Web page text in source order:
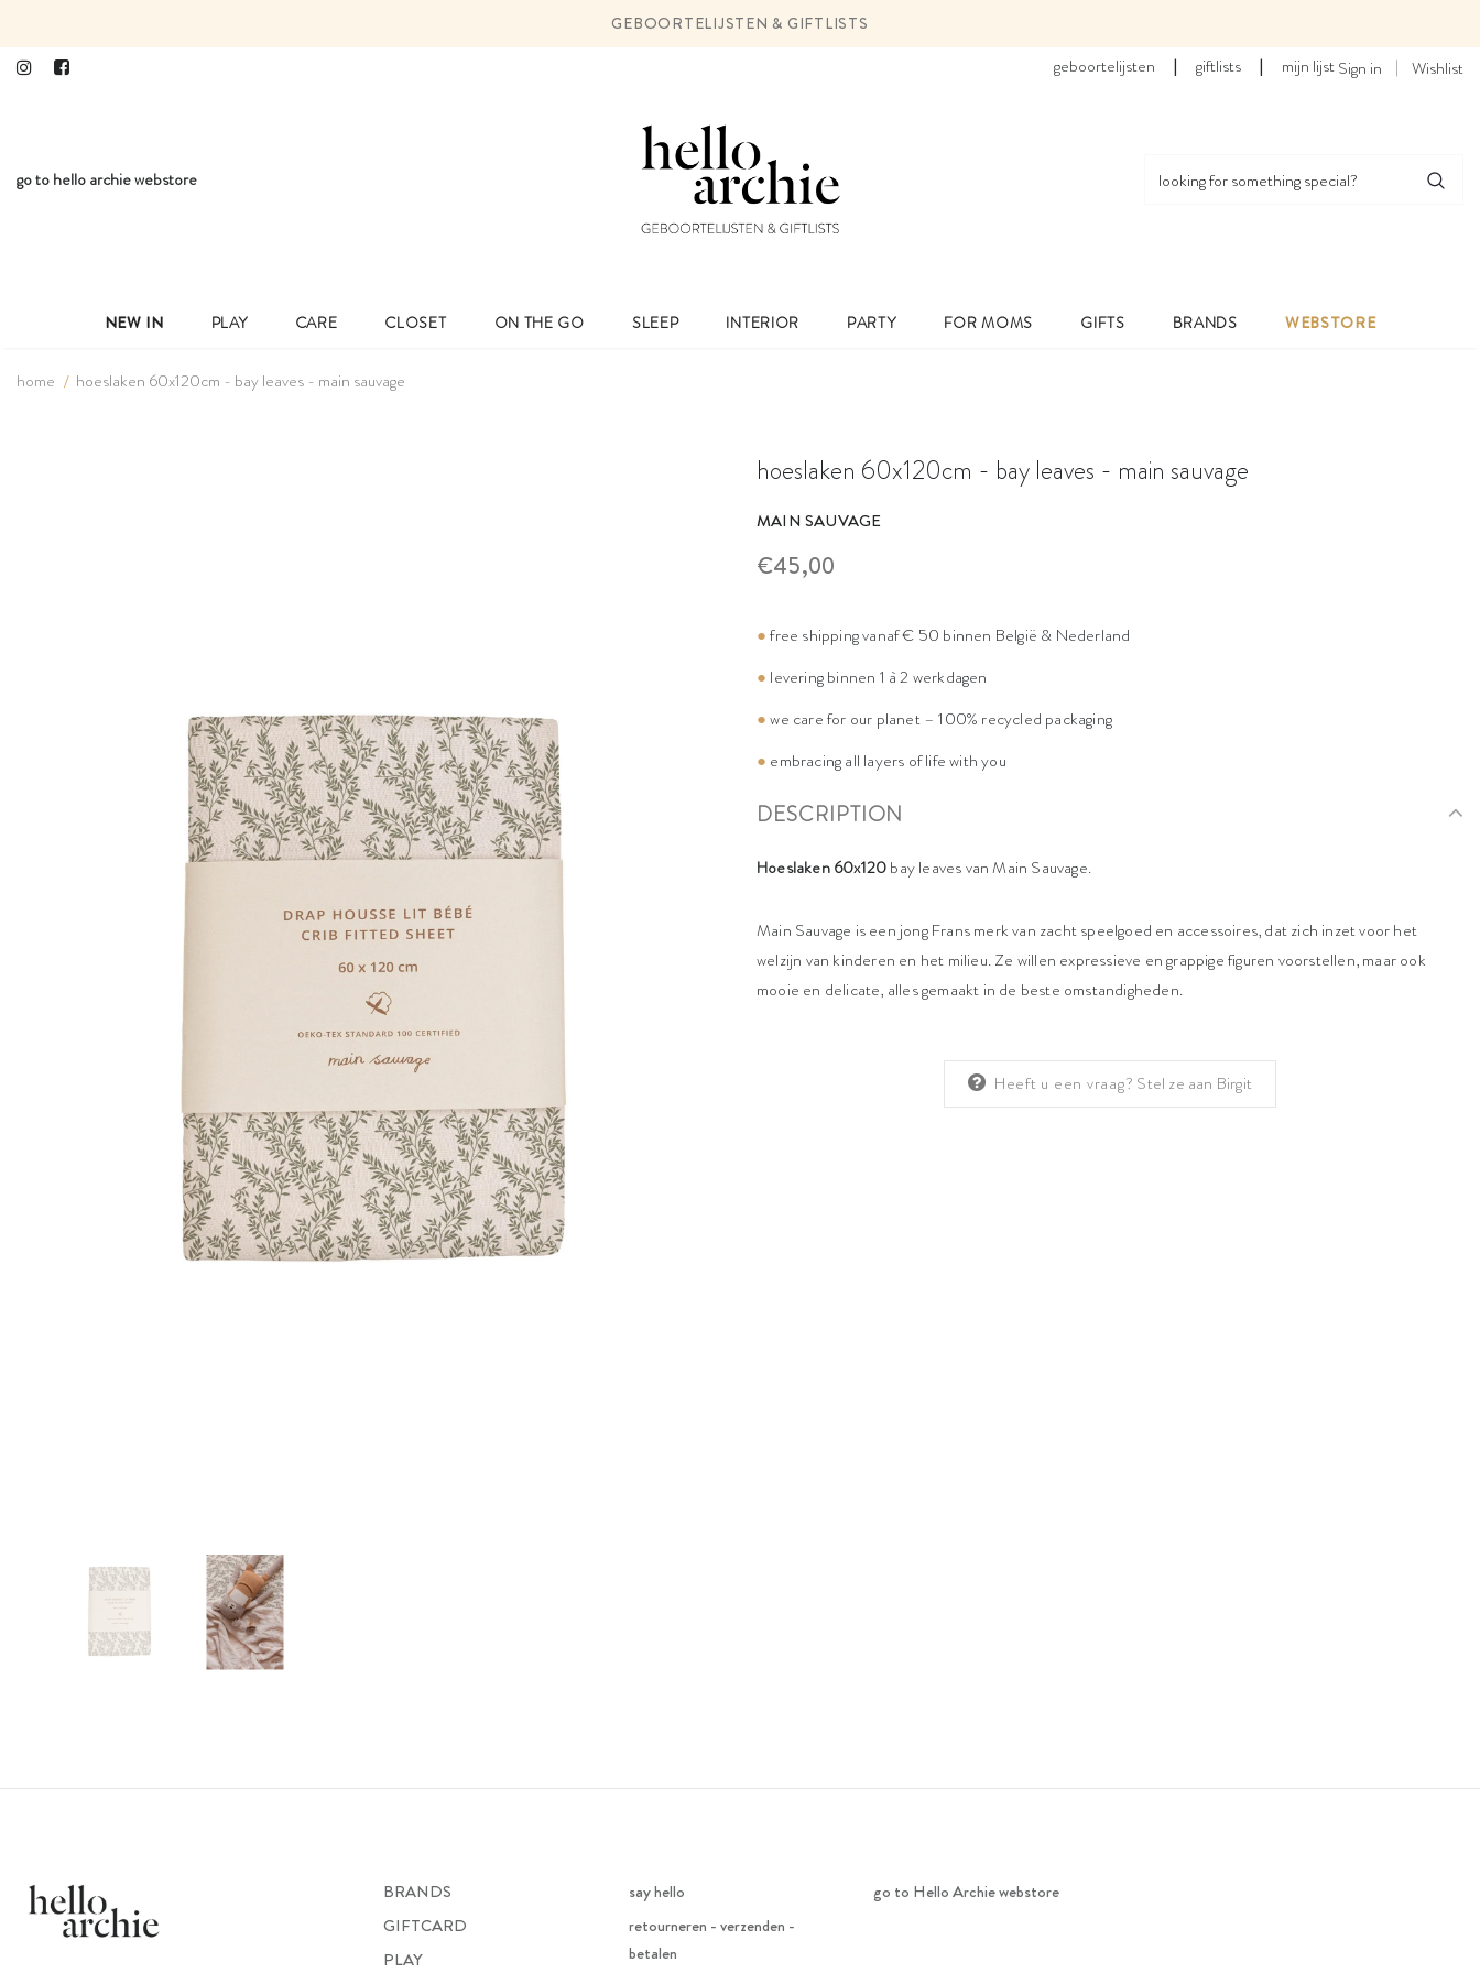
GEBOORTELIJSTEN & GIFTLISTS
geboortelijsten | giftlists | mijn lijstSign in Wishlist
go to hello archie webstore
NEW IN PLAY CARE CLOSET ON THE GO SLEEP INTERIOR PARTY FOR MOMS GIFTS BRANDS WEBSTORE
home hoeslaken 60x120cm - bay leaves - main sauvage
hoeslaken 60x120cm - bay leaves - main sauvage
MAIN SAUVAGE
€45,00
●free shipping vanaf € 50 binnen België & Nederland
● levering binnen 1 à 2 werkdagen
●we care for our planet – 100% recycled packaging
● embracing all layers of life with you
DESCRIPTION
Hoeslaken 60x120bay leaves van Main Sauvage.
Main Sauvage is een jong Frans merk van zacht speelgoed en accessoires, dat zich inzet voor het
welzijn van kinderen en het milieu. Ze willen expressieve en grappige figuren voorstellen, maar ook
mooie en delicate, alles gemaakt in de beste omstandigheden.
Heeft u een vraag? Stel ze aan Birgit
BRANDS
GIFTCARD
PLAY
say hello
retourneren - verzenden -
betalen
go to Hello Archie webstore